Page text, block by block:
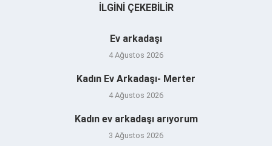
İLGINI ÇEKEBILIR
Ev arkadaşı
4 Ağustos 2026
Kadın Ev Arkadaşı- Merter
4 Ağustos 2026
Kadın ev arkadaşı arıyorum
3 Ağustos 2026